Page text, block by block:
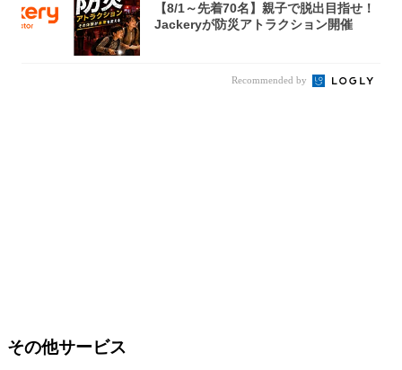
【8/1～先着70名】親子で脱出目指せ！
Jackeryが防災アトラクション開催
Recommended by
その他サービス